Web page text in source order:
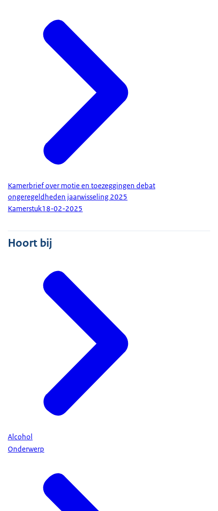
Kamerbrief over motie en toezeggingen debat
ongeregeldheden jaarwisseling 2025
Kamerstuk18-02-2025
Hoort bij
Alcohol
Onderwerp